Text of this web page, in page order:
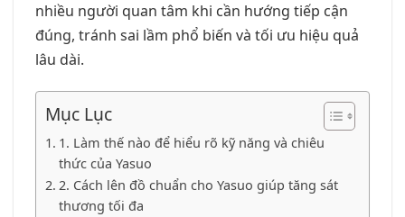
nhiều người quan tâm khi cần hướng tiếp cận
đúng, tránh sai lầm phổ biến và tối ưu hiệu quả
lâu dài.
Mục Lục
1. Làm thế nào để hiểu rõ kỹ năng và chiêu
thức của Yasuo
2. Cách lên đồ chuẩn cho Yasuo giúp tăng sát
thương tối đa